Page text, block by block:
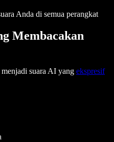
Anda di semua perangkat
Membacakan
suara AI yang ekspresif